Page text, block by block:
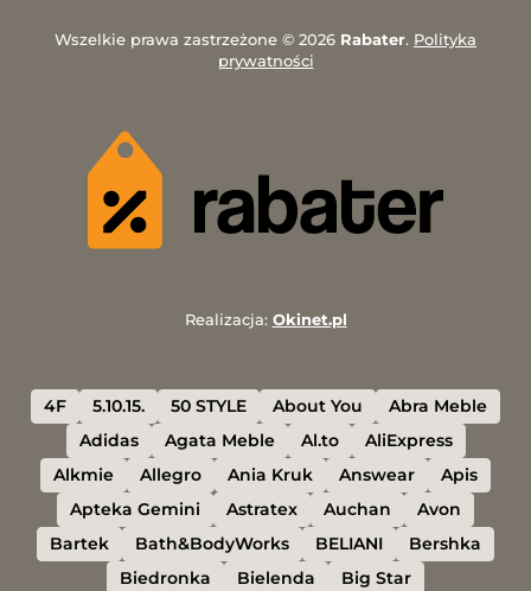
Wszelkie prawa zastrzeżone © 2026 Rabater. Polityka
prywatności
Realizacja: Okinet.pl
4F 5.10.15. 50 STYLE About You
Abra Meble
Adidas
Agata Meble Al.to
AliExpress
Alkmie
Allegro Ania Kruk Answear
Apis
Apteka Gemini
Astratex Auchan
Avon
Bartek
Bath&BodyWorks BELIANI
Bershka
Biedronka
Bielenda Big Star